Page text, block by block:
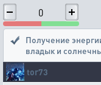
0
Получение
владык и
tor73